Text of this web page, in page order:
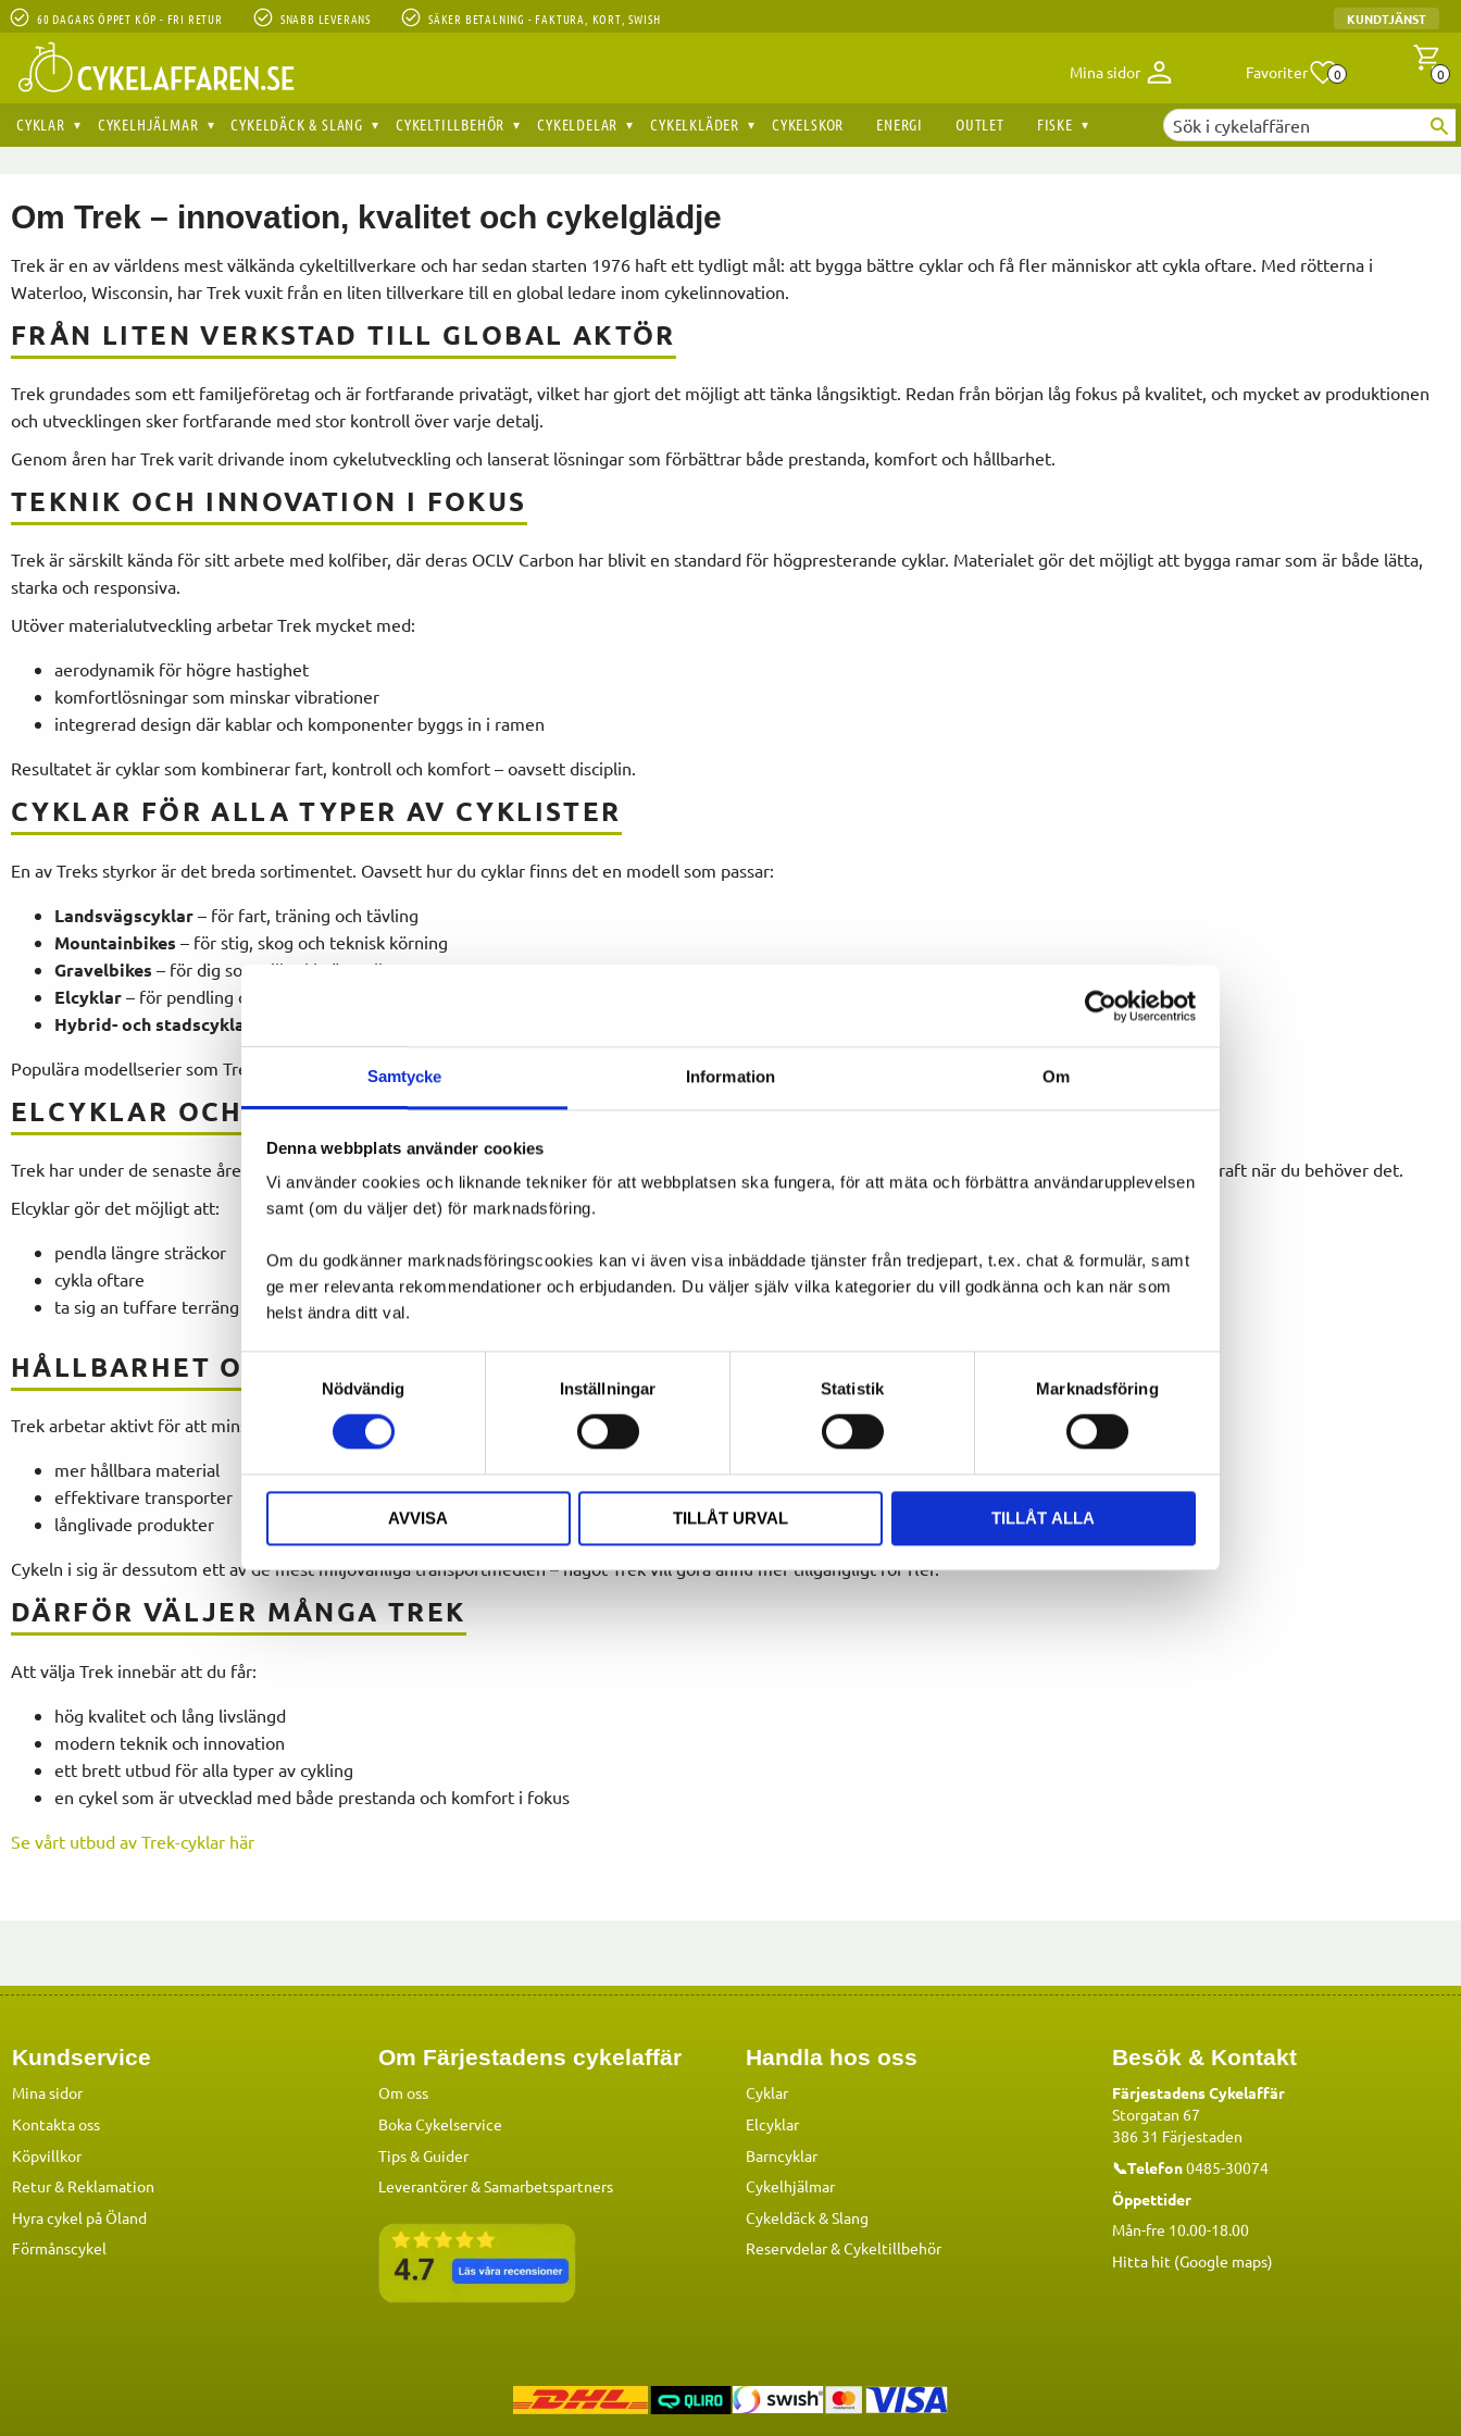
Samtycke Information Om
Denna webbplats använder cookies
Vi använder cookies och liknande tekniker för att webbplatsen ska fungera, för att mäta och förbättra användarupplevelsen
samt (om du väljer det) för marknadsföring.
Om du godkänner marknadsföringscookies kan vi även visa inbäddade tjänster från tredjepart, t.ex. chat & formulär, samt
ge mer relevanta rekommendationer och erbjudanden. Du väljer själv vilka kategorier du vill godkänna och kan när som
helst ändra ditt val.
Nödvändig
Inställningar Statistik Marknadsföring
AVVISA TILLÅT URVAL TILLÅT ALLA
60 DAGARS ÖPPET KÖP - FRI RETUR SNABB LEVERANS SÄKER BETALNING - FAKTURA, KORT, SWISH KUNDTJÄNST
Mina sidor Favoriter Antal
0 0
CYKLAR CYKELHJÄLMAR CYKELDÄCK & SLANG CYKELTILLBEHÖR CYKELDELAR CYKELKLÄDER CYKELSKOR ENERGI OUTLET FISKE
Om Trek – innovation, kvalitet och cykelglädje
Trek är en av världens mest välkända cykeltillverkare och har sedan starten 1976 haft ett tydligt mål: att bygga bättre cyklar och få fler människor att cykla oftare. Med rötterna i
Waterloo, Wisconsin, har Trek vuxit från en liten tillverkare till en global ledare inom cykelinnovation.
FRÅN LITEN VERKSTAD TILL GLOBAL AKTÖR
Trek grundades som ett familjeföretag och är fortfarande privatägt, vilket har gjort det möjligt att tänka långsiktigt. Redan från början låg fokus på kvalitet, och mycket av produktionen
och utvecklingen sker fortfarande med stor kontroll över varje detalj.
Genom åren har Trek varit drivande inom cykelutveckling och lanserat lösningar som förbättrar både prestanda, komfort och hållbarhet.
TEKNIK OCH INNOVATION I FOKUS
Trek är särskilt kända för sitt arbete med kolfiber, där deras OCLV Carbon har blivit en standard för högpresterande cyklar. Materialet gör det möjligt att bygga ramar som är både lätta,
starka och responsiva.
Utöver materialutveckling arbetar Trek mycket med:
aerodynamik för högre hastighet
komfortlösningar som minskar vibrationer
integrerad design där kablar och komponenter byggs in i ramen
Resultatet är cyklar som kombinerar fart, kontroll och komfort – oavsett disciplin.
CYKLAR FÖR ALLA TYPER AV CYKLISTER
En av Treks styrkor är det breda sortimentet. Oavsett hur du cyklar finns det en modell som passar:
Landsvägscyklar – för fart, träning och tävling
Mountainbikes – för stig, skog och teknisk körning
Gravelbikes – för dig som vill cykla överallt
Elcyklar – för pendling och längre turer med extra kraft
Hybrid- och stadscyklar
Populära modellserier som Trek Madone Trek Domane visar bredden i Treks sortiment.
ELCYKLAR OCH FRAMTIDENS CYKLING
Trek har under de senaste åren satsat stort på elcyklar, där många modeller är utrustade med system från
. Det ger en naturlig cykelkänsla med extra kraft när du behöver det.
Elcyklar gör det möjligt att:
pendla längre sträckor
cykla oftare
ta sig an tuffare terräng
HÅLLBARHET OCH ANSVAR
Trek arbetar aktivt för att minska sin miljöpåverkan. Det handlar bland annat om:
mer hållbara material
effektivare transporter
långlivade produkter
Cykeln i sig är dessutom ett av de mest miljövänliga transportmedlen – något Trek vill göra ännu mer tillgängligt för fler.
DÄRFÖR VÄLJER MÅNGA TREK
Att välja Trek innebär att du får:
hög kvalitet och lång livslängd
modern teknik och innovation
ett brett utbud för alla typer av cykling
en cykel som är utvecklad med både prestanda och komfort i fokus
Se vårt utbud av Trek-cyklar här
Kundservice
Mina sidor
Kontakta oss
Köpvillkor
Retur & Reklamation
Hyra cykel på Öland
Förmånscykel
Om Färjestadens cykelaffär
Om oss
Boka Cykelservice
Tips & Guider
Leverantörer & Samarbetspartners
Handla hos oss
Cyklar
Elcyklar
Barncyklar
Cykelhjälmar
Cykeldäck & Slang
Reservdelar&Cykeltillbehör
Besök & Kontakt
Färjestadens Cykelaffär
Storgatan 67
386 31 Färjestaden
📞Telefon0485-30074
Öppettider
Mån-fre 10.00-18.00
Hitta hit (Google maps)